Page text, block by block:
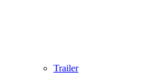
Trailer